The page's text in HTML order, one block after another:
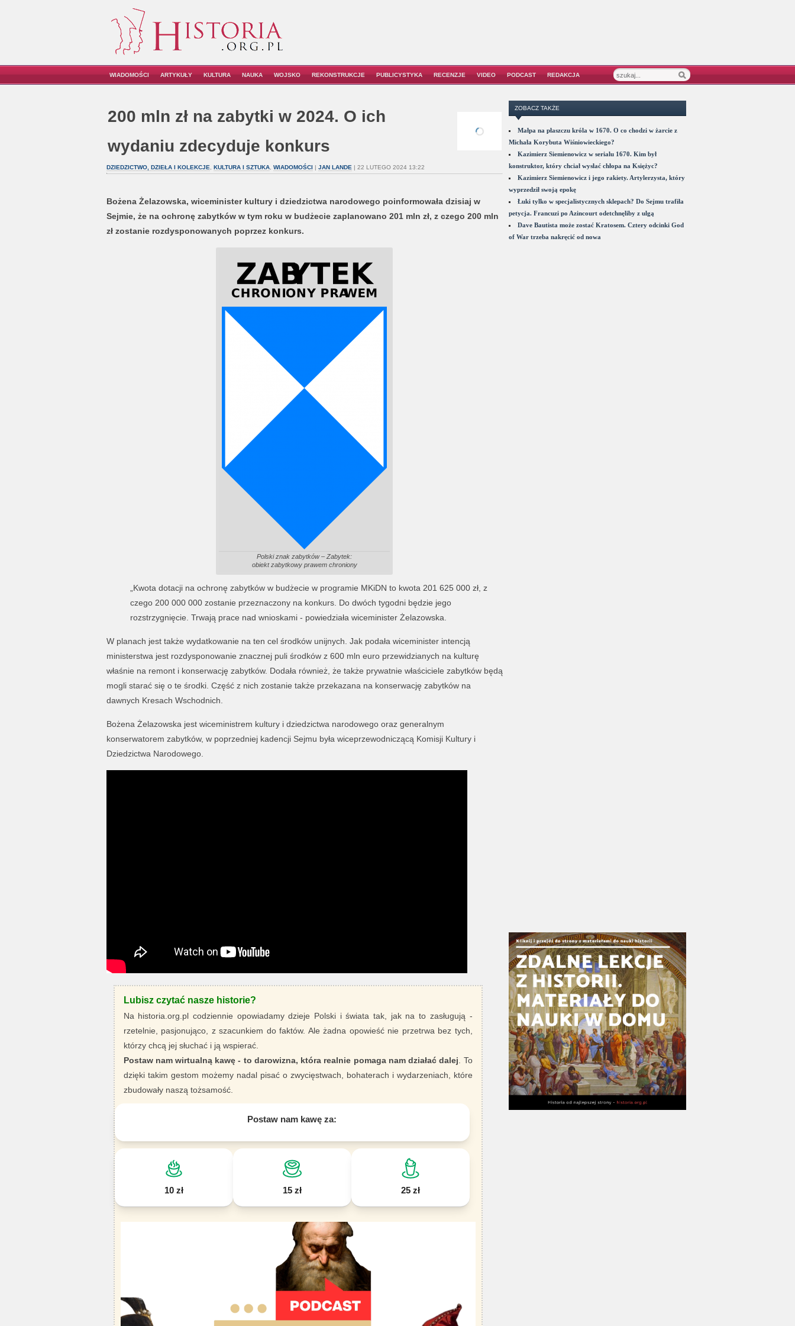
WIADOMOŚCI ARTYKUŁY KULTURA NAUKA WOJSKO REKONSTRUKCJE PUBLICYSTYKA RECENZJE VIDEO PODCAST REDAKCJA
200 mln zł na zabytki w 2024. O ich
wydaniu zdecyduje konkurs
DZIEDZICTWO, DZIEŁA I KOLEKCJE KULTURA I SZTUKA, WIADOMOŚCI| JAN LANDE | 22 LUTEGO 2024 13:22
Bożena Żelazowska, wiceminister kultury i dziedzictwa narodowego poinformowała dzisiaj w
Sejmie, że na ochronę zabytków w tym roku w budżecie zaplanowano 201 mln zł, z czego 200 mln
zł zostanie rozdysponowanych poprzez konkurs.
Polski znak zabytków – Zabytek:
obiekt zabytkowy prawem chroniony
„Kwota dotacji na ochronę zabytków w budżecie w programie MKiDN to kwota 201 625 000 zł, z
czego 200 000 000 zostanie przeznaczony na konkurs. Do dwóch tygodni będzie jego
rozstrzygnięcie. Trwają prace nad wnioskami - powiedziała wiceminister Żelazowska.
W planach jest także wydatkowanie na ten cel środków unijnych. Jak podała wiceminister intencją
ministerstwa jest rozdysponowanie znacznej puli środków z 600 mln euro przewidzianych na kulturę
właśnie na remont i konserwację zabytków. Dodała również, że także prywatnie właściciele zabytków będą
mogli starać się o te środki. Część z nich zostanie także przekazana na konserwację zabytków na
dawnych Kresach Wschodnich.
Bożena Żelazowska jest wiceministrem kultury i dziedzictwa narodowego oraz generalnym
konserwatorem zabytków, w poprzedniej kadencji Sejmu była wiceprzewodniczącą Komisji Kultury i
Dziedzictwa Narodowego.
Lubisz czytać nasze historie?
Na historia.org.pl codziennie opowiadamy dzieje Polski i świata tak, jak na to zasługują -
rzetelnie, pasjonująco, z szacunkiem do faktów. Ale żadna opowieść nie przetrwa bez tych,
którzy chcą jej słuchać i ją wspierać.
Postaw nam wirtualną kawę - to darowizna, która realnie pomaga nam działać dalej . To
dzięki takim gestom możemy nadal pisać o zwycięstwach, bohaterach i wydarzeniach, które
zbudowały naszą tożsamość.
Postaw nam kawę za:
10 zł 15 zł 25 zł
ZOBACZ TAKŻE
Małpa na płaszczu króla w 1670. O co chodzi w żarcie z
Michała Korybuta Wiśniowieckiego?
Kazimierz Siemienowicz w serialu 1670. Kim był
konstruktor, który chciał wysłać chłopa na Księżyc?
Kazimierz Siemienowicz i jego rakiety. Artylerzysta, który
wyprzedził swoją epokę
Łuki tylko w specjalistycznych sklepach? Do Sejmu trafiła
petycja. Francuzi po Azincourt odetchnęliby z ulgą
Dave Bautista może zostać Kratosem. Cztery odcinki God
of War trzeba nakręcić od nowa